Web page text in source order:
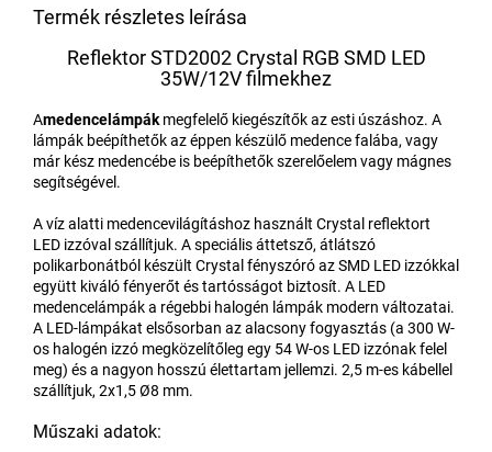
Termék részletes leírása
Reflektor STD2002 Crystal RGB SMD LED
35W/12V filmekhez
Amedencelámpákmegfelelő kiegészítők az esti úszáshoz. A
lámpák beépíthetők az éppen készülő medence falába, vagy
már kész medencébe is beépíthetők szerelőelem vagy mágnes
segítségével.
A víz alatti medencevilágításhoz használt Crystal reflektort
LED izzóval szállítjuk. A speciális áttetsző, átlátszó
polikarbonátból készült Crystal fényszóró az SMD LED izzókkal
együtt kiváló fényerőt és tartósságot biztosít. A LED
medencelámpák a régebbi halogén lámpák modern változatai.
A LED-lámpákat elsősorban az alacsony fogyasztás (a 300 W-
os halogén izzó megközelítőleg egy 54 W-os LED izzónak felel
meg) és a nagyon hosszú élettartam jellemzi. 2,5 m-es kábellel
szállítjuk, 2x1,5 Ø8 mm.
Műszaki adatok: